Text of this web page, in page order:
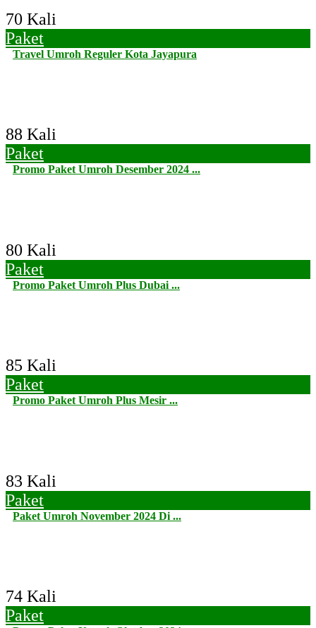
70 Kali
Paket
Travel Umroh Reguler Kota Jayapura
88 Kali
Paket
Promo Paket Umroh Desember 2024 ...
80 Kali
Paket
Promo Paket Umroh Plus Dubai ...
85 Kali
Paket
Promo Paket Umroh Plus Mesir ...
83 Kali
Paket
Paket Umroh November 2024 Di ...
74 Kali
Paket